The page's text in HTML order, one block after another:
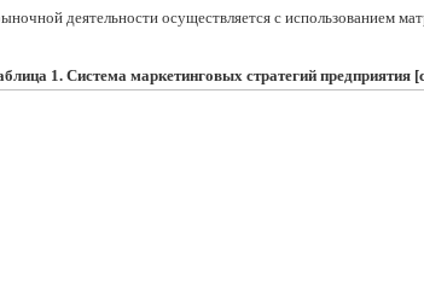
деятельности осуществляется с использованием
1. Система маркетинговых стратегий предприятия [